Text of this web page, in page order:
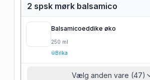
2 spsk mørk balsamico
Balsamicoeddike øko
250 ml
Bilka
Vælg anden vare (47)